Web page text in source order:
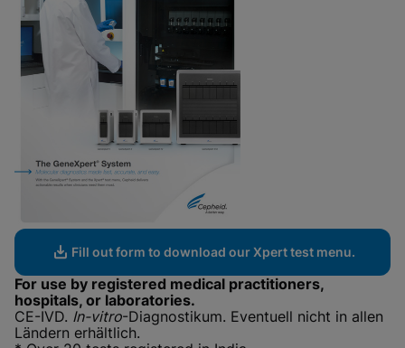
Fill out form to download our Xpert test menu.
For use by registered medical practitioners,
hospitals, or laboratories.
CE-IVD. In-vitro-Diagnostikum. Eventuell nicht in allen
Ländern erhältlich.